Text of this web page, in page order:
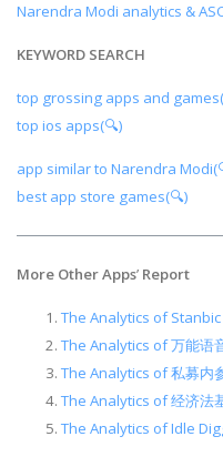
Narendra Modi analytics &
KEYWORD SEARCH
top grossing apps and
top ios apps(🔍)
app similar to Narendra
best app store games(🔍)
More Other Apps’ Report
The Analytics of
The Analytics of 万能语
The Analytics of 私募内
The Analytics of 经济法
The Analytics of Idle